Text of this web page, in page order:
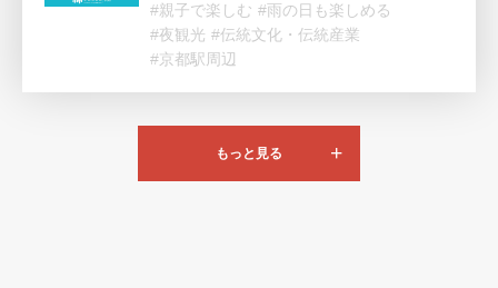
#親子で楽しむ #雨の日も楽しめる
#夜観光 #伝統文化・伝統産業
#京都駅周辺
もっと見る